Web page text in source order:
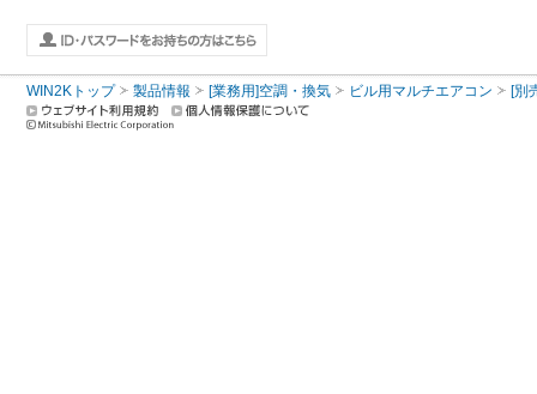
WIN2Kトップ 製品情報 [業務用]空調・換気 ビル用マルチエアコン [別